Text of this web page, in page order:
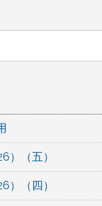
）（五）
）（四）